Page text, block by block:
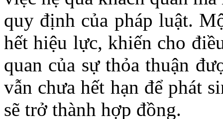
quy định của pháp luật.
hết hiệu lực, khiến cho
quan của sự thỏa thuận
vẫn chưa hết hạn để phát
sẽ trở thành hợp đồng.